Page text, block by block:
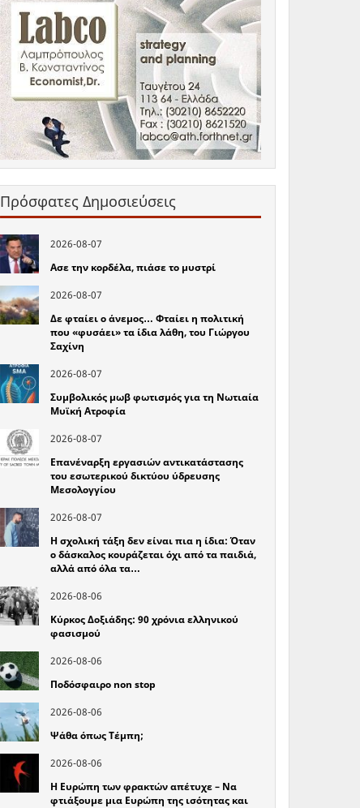
Πρόσφατες Δημοσιεύσεις
2026-08-07
Ασε την κορδέλα, πιάσε το μυστρί
2026-08-07
Δε φταίει ο άνεμος… Φταίει η πολιτική
που «φυσάει» τα ίδια λάθη, του Γιώργου
Σαχίνη
2026-08-07
Συμβολικός μωβ φωτισμός για τη Νωτιαία
Μυϊκή Ατροφία
2026-08-07
Επανέναρξη εργασιών αντικατάστασης
του εσωτερικού δικτύου ύδρευσης
Μεσολογγίου
2026-08-07
Η σχολική τάξη δεν είναι πια η ίδια: Όταν
ο δάσκαλος κουράζεται όχι από τα παιδιά,
αλλά από όλα τα…
2026-08-06
Κύρκος Δοξιάδης: 90 χρόνια ελληνικού
φασισμού
2026-08-06
Ποδόσφαιρο non stop
2026-08-06
Ψάθα όπως Τέμπη;
2026-08-06
Η Ευρώπη των φρακτών απέτυχε – Να
φτιάξουμε μια Ευρώπη της ισότητας και